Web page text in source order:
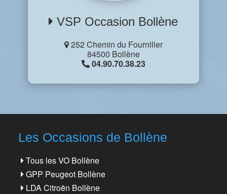
VSP Occasion Bollène
252 Chemin du Fourniller
84500 Bollène
04.90.70.38.23
Les Occasions de Bollène
Tous les VO Bollène
GPP Peugeot Bollène
LDA Citroën Bollène